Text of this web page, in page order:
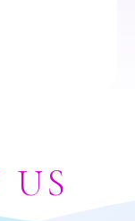
US